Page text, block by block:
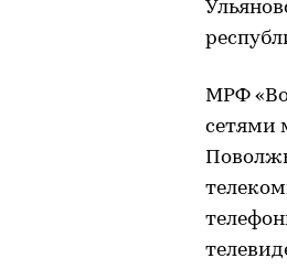
МРФ
сетями